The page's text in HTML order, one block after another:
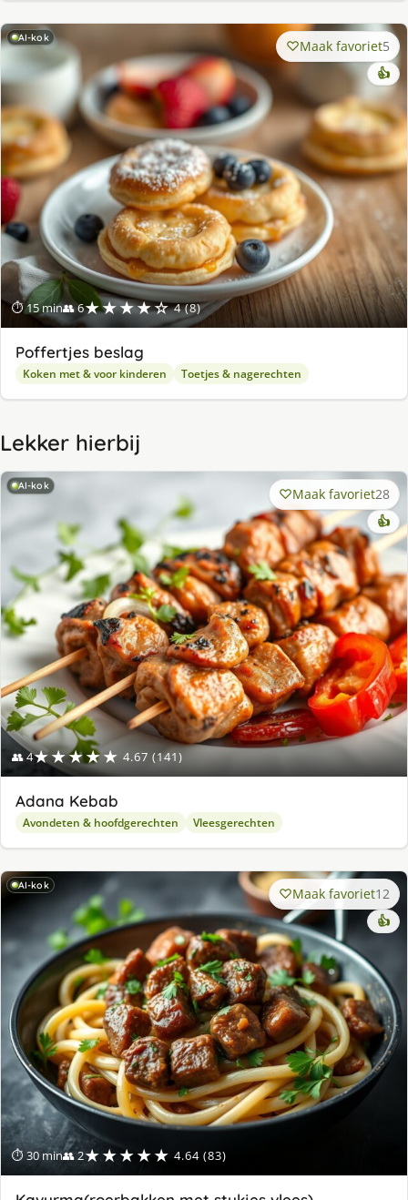
AI-kok
⏱ 15 min👥 6★★★★☆ 4 (8)
Maak favoriet5
👍
Poffertjes beslag
Koken met & voor kinderen Toetjes & nagerechten
Lekker hierbij
AI-kok
👥 4★★★★★ 4.67 (141)
Maak favoriet28
👍
Adana Kebab
Avondeten & hoofdgerechten Vleesgerechten
AI-kok
⏱ 30 min👥 2★★★★★ 4.64 (83)
Maak favoriet12
👍